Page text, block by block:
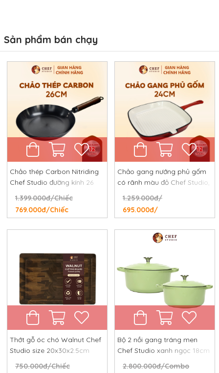
Sản phẩm bán chạy
Chảo thép Carbon Nitriding
Chef Studio đường kính 26
cm, chống dính tự nhiên,
chống rỉ, chống xước
1.399.000đ/Chiếc
769.000đ/Chiếc
Chảo gang nướng phủ gốm
có rãnh màu đỏ Chef Studio,
đường kính 24 cm
1.259.000đ/
695.000đ/
Thớt gỗ óc chó Walnut Chef
Studio size 20x30x2.5cm
750.000đ/Chiếc
Bộ 2 nồi gang tráng men
Chef Studio xanh ngọc 18cm
2.800.000đ/Combo